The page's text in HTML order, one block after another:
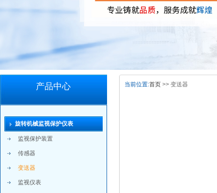
产品中心
旋转机械监视保护仪表
监视保护装置
传感器
变送器
监视仪表
当前位置:首页 >> 变送器